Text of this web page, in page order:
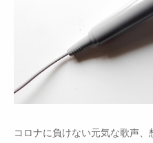
コロナに負けない元気な歌声